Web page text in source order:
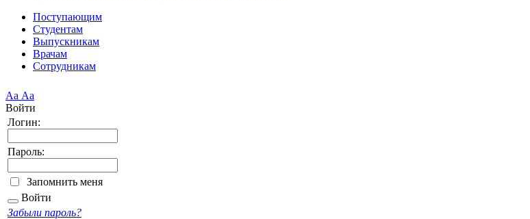
Поступающим
Студентам
Выпускникам
Врачам
Сотрудникам
Аа Аа
Войти
Логин:
Пароль:
Запомнить меня
Войти
Забыли пароль?